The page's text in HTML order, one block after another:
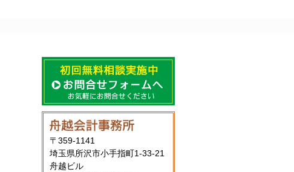
〒359-1141
埼玉県所沢市小手指町1-33-21
舟越ビル